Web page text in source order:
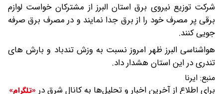
شرکت توزیع نیروی برق استان البرز از مشترکان خواست لوازم
برقی پر مصرف خود را از برق جدا نمایند و در مصرف برق صرفه
جویی کنند.
هواشناسی البرز ظهر امروز نسبت به وزش تندباد و بارش های
تندری در این استان هشدار داد.
منبع: ایرنا
برای اطلاع از آخرین اخبار و تحلیل‌ها به کانال شرق در «تلگرام»